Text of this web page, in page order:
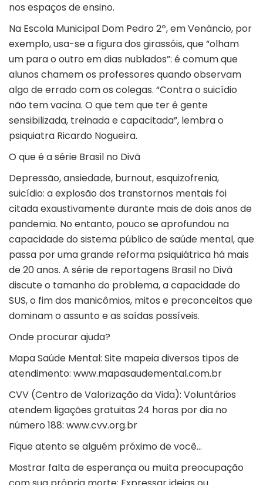
nos espaços de ensino.
Na Escola Municipal Dom Pedro 2º, em Venâncio, por
exemplo, usa-se a figura dos girassóis, que “olham
um para o outro em dias nublados”: é comum que
alunos chamem os professores quando observam
algo de errado com os colegas. “Contra o suicídio
não tem vacina. O que tem que ter é gente
sensibilizada, treinada e capacitada”, lembra o
psiquiatra Ricardo Nogueira.
O que é a série Brasil no Divã
Depressão, ansiedade, burnout, esquizofrenia,
suicídio: a explosão dos transtornos mentais foi
citada exaustivamente durante mais de dois anos de
pandemia. No entanto, pouco se aprofundou na
capacidade do sistema público de saúde mental, que
passa por uma grande reforma psiquiátrica há mais
de 20 anos. A série de reportagens Brasil no Divã
discute o tamanho do problema, a capacidade do
SUS, o fim dos manicômios, mitos e preconceitos que
dominam o assunto e as saídas possíveis.
Onde procurar ajuda?
Mapa Saúde Mental: Site mapeia diversos tipos de
atendimento: www.mapasaudemental.com.br
CVV (Centro de Valorização da Vida): Voluntários
atendem ligações gratuitas 24 horas por dia no
número 188: www.cvv.org.br
Fique atento se alguém próximo de você…
Mostrar falta de esperança ou muita preocupação